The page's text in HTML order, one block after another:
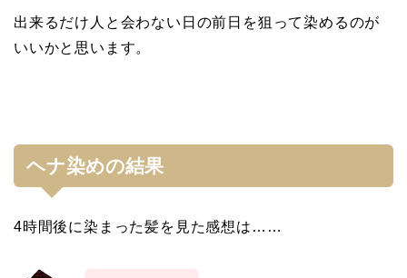
出来るだけ人と会わない日の前日を狙って染めるのが
いいかと思います。
ヘナ染めの結果
4時間後に染まった髪を見た感想は……